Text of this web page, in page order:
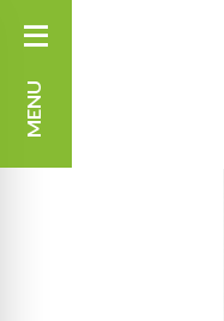
MENU